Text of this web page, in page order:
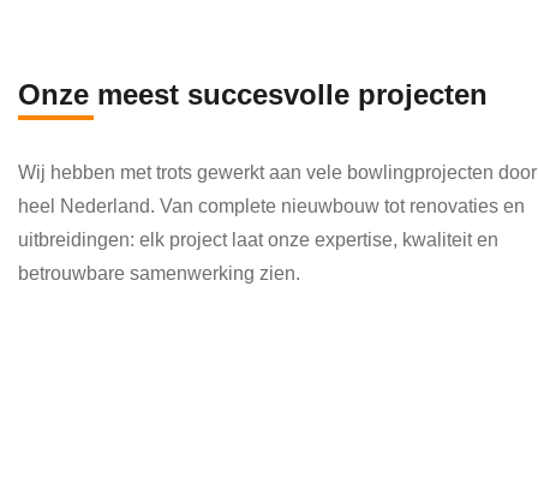
kund
Onze meest succesvolle projecten
Wij hebben met trots gewerkt aan vele bowlingprojecten door
heel Nederland. Van complete nieuwbouw tot renovaties en
uitbreidingen: elk project laat onze expertise, kwaliteit en
betrouwbare samenwerking zien.